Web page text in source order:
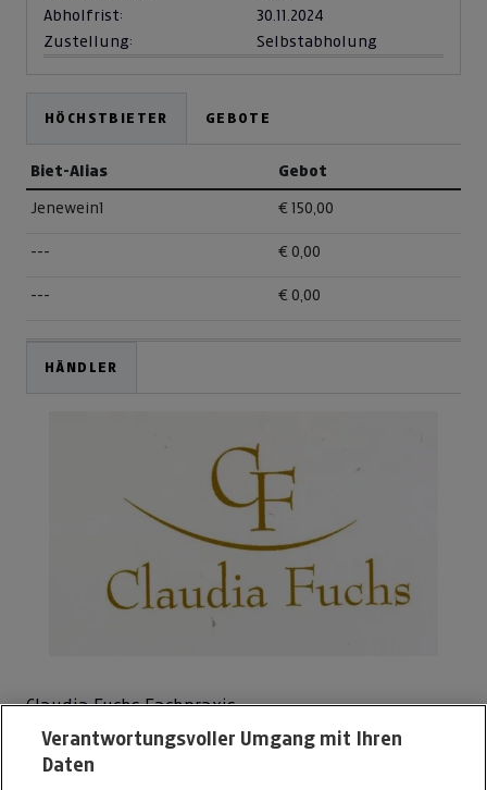
Abholfrist:
30.11.2024
Zustellung:
Selbstabholung
HÖCHSTBIETER GEBOTE
Biet-Alias Gebot
Jenewein1 € 150,00
--- € 0,00
--- € 0,00
HÄNDLER
Claudia Fuchs Fachpraxis
Zeughausgasse 4d
6020 Innsbruck
Verantwortungsvoller Umgang mit Ihren
Daten